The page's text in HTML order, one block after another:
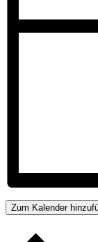
Zum Kalender